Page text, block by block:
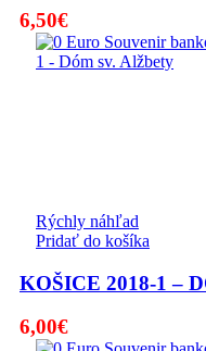
6,50€
Rýchly náhľad
Pridať do košíka
KOŠICE 2018-1 –
6,00€